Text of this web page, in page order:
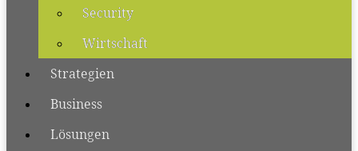
Security
Wirtschaft
Strategien
Business
Lösungen